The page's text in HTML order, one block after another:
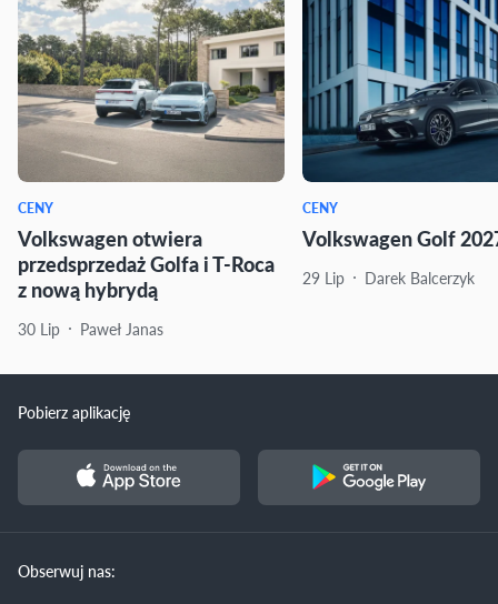
CENY
Volkswagen otwiera
przedsprzedaż Golfa i T-Roca
z nową hybrydą
30 Lip Paweł Janas
CENY
Volkswagen Golf
29 Lip Darek Balcerzyk
Pobierz aplikację
Obserwuj nas: